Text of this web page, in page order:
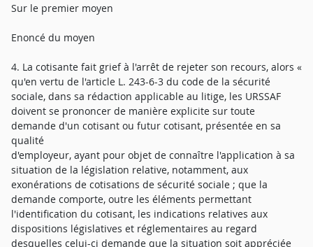
Sur le premier moyen
Enoncé du moyen
4. La cotisante fait grief à l'arrêt de rejeter son recours, alors «
qu'en vertu de l'article L. 243-6-3 du code de la sécurité
sociale, dans sa rédaction applicable au litige, les URSSAF
doivent se prononcer de manière explicite sur toute
demande d'un cotisant ou futur cotisant, présentée en sa
qualité
d'employeur, ayant pour objet de connaître l'application à sa
situation de la législation relative, notamment, aux
exonérations de cotisations de sécurité sociale ; que la
demande comporte, outre les éléments permettant
l'identification du cotisant, les indications relatives aux
dispositions législatives et réglementaires au regard
desquelles celui-ci demande que la situation soit appréciée